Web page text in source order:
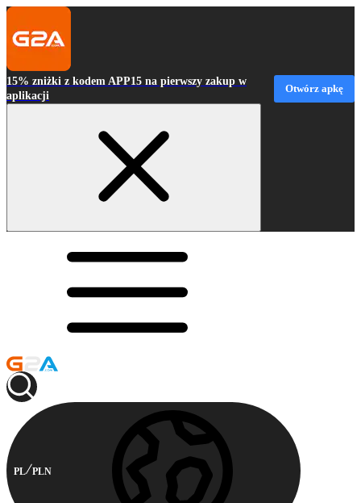
15% zniżki z kodem APP15 na pierwszy zakup w
aplikacji
Otwórz apkę
PL PLN